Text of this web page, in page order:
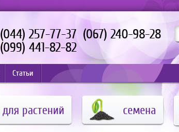
(044) 257-77-37 (067) 240-98-28
(099) 441-82-82
Статьи
для растений семена